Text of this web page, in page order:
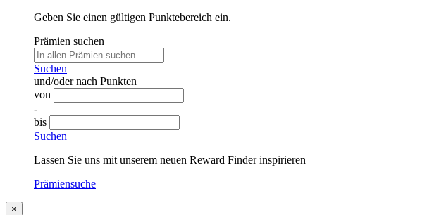
Geben Sie einen gültigen Punktebereich ein.
Prämien suchen
Suchen
und/oder nach Punkten
von
-
bis
Suchen
Lassen Sie uns mit unserem neuen Reward Finder inspirieren
Prämiensuche
×